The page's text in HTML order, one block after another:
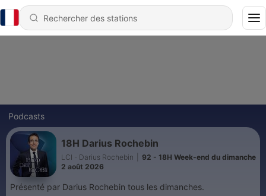
Podcasts
18H Darius Rochebin
LCI - Darius Rochebin
92 - 18H Week-end du dimanche
2 août 2026
Présenté par Darius Rochebin tous les dimanches.